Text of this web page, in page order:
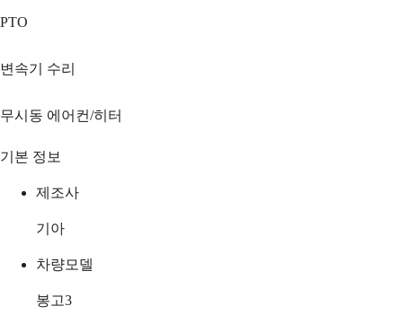
PTO
변속기 수리
무시동 에어컨/히터
기본 정보
제조사
기아
차량모델
봉고3